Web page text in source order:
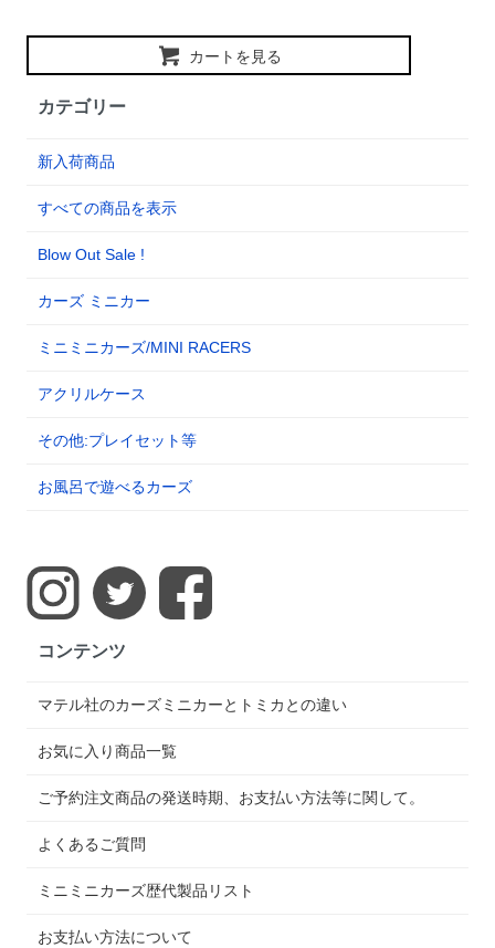
カートを見る
カテゴリー
新入荷商品
すべての商品を表示
Blow Out Sale !
カーズ ミニカー
ミニミニカーズ/MINI RACERS
アクリルケース
その他:プレイセット等
お風呂で遊べるカーズ
コンテンツ
マテル社のカーズミニカーとトミカとの違い
お気に入り商品一覧
ご予約注文商品の発送時期、お支払い方法等に関して。
よくあるご質問
ミニミニカーズ歴代製品リスト
お支払い方法について